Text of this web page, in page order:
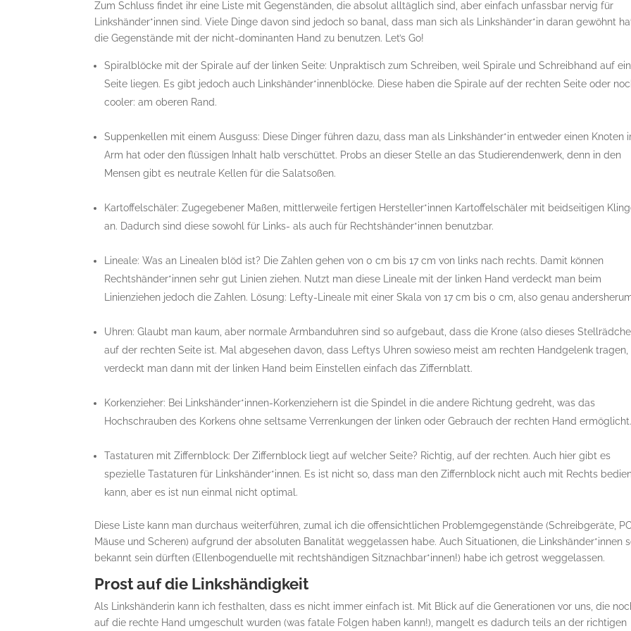
Zum Schluss findet ihr eine Liste mit Gegenständen, die absolut alltäglich sind, aber einfach unfassbar nervig für
Linkshänder*innen sind. Viele Dinge davon sind jedoch so banal, dass man sich als Linkshänder*in daran gewöhnt
die Gegenstände mit der nicht-dominanten Hand zu benutzen. Let’s Go!
Spiralblöcke mit der Spirale auf der linken Seite: Unpraktisch zum Schreiben, weil Spirale und Schreibhand auf
Seite liegen. Es gibt jedoch auch Linkshänder*innenblöcke. Diese haben die Spirale auf der rechten Seite oder
cooler: am oberen Rand.
Suppenkellen mit einem Ausguss: Diese Dinger führen dazu, dass man als Linkshänder*in entweder einen Knoten
Arm hat oder den flüssigen Inhalt halb verschüttet. Probs an dieser Stelle an das Studierendenwerk, denn in den
Mensen gibt es neutrale Kellen für die Salatsoßen.
Kartoffelschäler: Zugegebener Maßen, mittlerweile fertigen Hersteller*innen Kartoffelschäler mit beidseitigen
an. Dadurch sind diese sowohl für Links- als auch für Rechtshänder*innen benutzbar.
Lineale: Was an Linealen blöd ist? Die Zahlen gehen von 0 cm bis 17 cm von links nach rechts. Damit können
Rechtshänder*innen sehr gut Linien ziehen. Nutzt man diese Lineale mit der linken Hand verdeckt man beim
Linienziehen jedoch die Zahlen. Lösung: Lefty-Lineale mit einer Skala von 17 cm bis 0 cm, also genau
Uhren: Glaubt man kaum, aber normale Armbanduhren sind so aufgebaut, dass die Krone (also dieses
auf der rechten Seite ist. Mal abgesehen davon, dass Leftys Uhren sowieso meist am rechten Handgelenk tragen,
verdeckt man dann mit der linken Hand beim Einstellen einfach das Ziffernblatt.
Korkenzieher: Bei Linkshänder*innen-Korkenziehern ist die Spindel in die andere Richtung gedreht, was das
Hochschrauben des Korkens ohne seltsame Verrenkungen der linken oder Gebrauch der rechten Hand ermöglicht.
Tastaturen mit Ziffernblock: Der Ziffernblock liegt auf welcher Seite? Richtig, auf der rechten. Auch hier gibt es
spezielle Tastaturen für Linkshänder*innen. Es ist nicht so, dass man den Ziffernblock nicht auch mit Rechts
kann, aber es ist nun einmal nicht optimal.
Diese Liste kann man durchaus weiterführen, zumal ich die offensichtlichen Problemgegenstände (Schreibgeräte,
Mäuse und Scheren) aufgrund der absoluten Banalität weggelassen habe. Auch Situationen, die Linkshänder*innen
bekannt sein dürften (Ellenbogenduelle mit rechtshändigen Sitznachbar*innen!) habe ich getrost weggelassen.
Prost auf die Linkshändigkeit
Als Linkshänderin kann ich festhalten, dass es nicht immer einfach ist. Mit Blick auf die Generationen vor uns, die
auf die rechte Hand umgeschult wurden (was fatale Folgen haben kann!), mangelt es dadurch teils an der richtigen